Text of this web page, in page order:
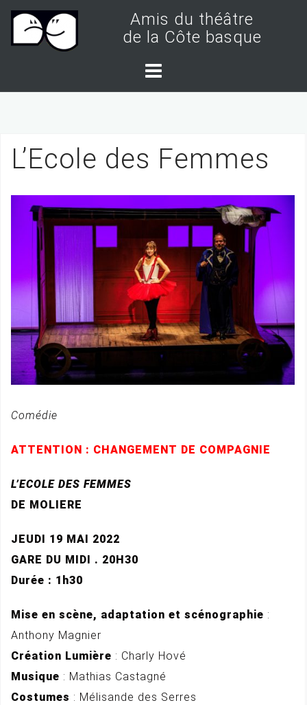
t
Amis du théâtre
de la Côte basque
L’Ecole des Femmes
Comédie
ATTENTION : CHANGEMENT DE COMPAGNIE
L’ECOLE DES FEMMES
DE MOLIERE
JEUDI 19 MAI 2022
GARE DU MIDI . 20H30
Durée : 1h30
Mise en scène, adaptation et scénographie :
Anthony Magnier
Création Lumière : Charly Hové
Musique : Mathias Castagné
Costumes : Mélisande des Serres